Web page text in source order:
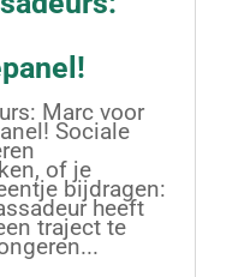
Marc voor
Sociale
of je
bijdragen:
heeft
traject te